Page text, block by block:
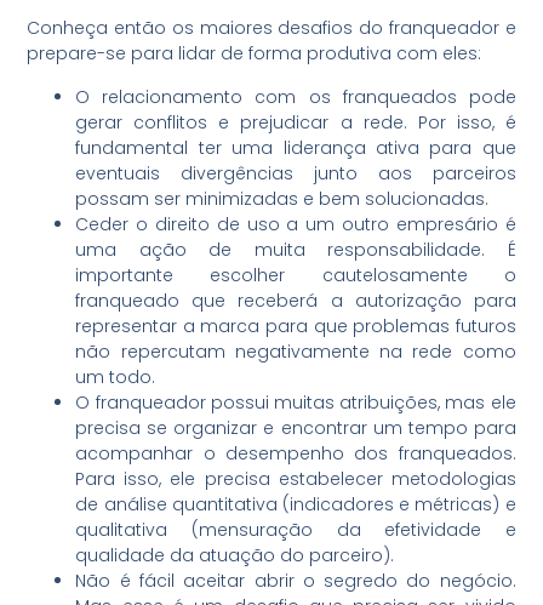
Conheça então os maiores desafios do franqueador e
prepare-se para lidar de forma produtiva com eles:
O relacionamento com os franqueados pode
gerar conflitos e prejudicar a rede. Por isso, é
fundamental ter uma liderança ativa para que
eventuais divergências junto aos parceiros
possam ser minimizadas e bem solucionadas.
Ceder o direito de uso a um outro empresário é
uma ação de muita responsabilidade. É
importante escolher cautelosamente o
franqueado que receberá a autorização para
representar a marca para que problemas futuros
não repercutam negativamente na rede como
um todo.
O franqueador possui muitas atribuições, mas ele
precisa se organizar e encontrar um tempo para
acompanhar o desempenho dos franqueados.
Para isso, ele precisa estabelecer metodologias
de análise quantitativa (indicadores e métricas) e
qualitativa (mensuração da efetividade e
qualidade da atuação do parceiro).
Não é fácil aceitar abrir o segredo do negócio.